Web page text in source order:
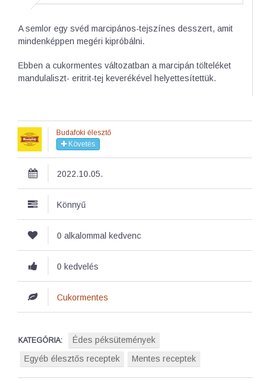
A semlor egy svéd marcipános-tejszínes desszert, amit
mindenképpen megéri kipróbálni.
Ebben a cukormentes változatban a marcipán tölteléket
mandulaliszt- eritrit-tej keverékével helyettesítettük.
Budafoki élesztő
Követés
2022.10.05.
Könnyű
0 alkalommal kedvenc
0 kedvelés
Cukormentes
KATEGÓRIA:
Édes péksütemények
Egyéb élesztős receptek
Mentes receptek